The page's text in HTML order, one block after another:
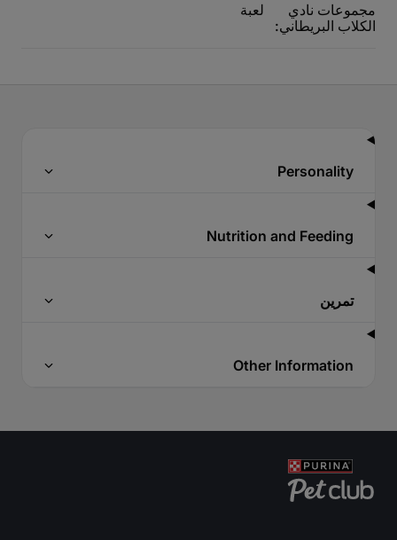
مجموعات نادي
الكلاب البريطاني:
لعبة
Personality
Nutrition and Feeding
تمرين
Other Information